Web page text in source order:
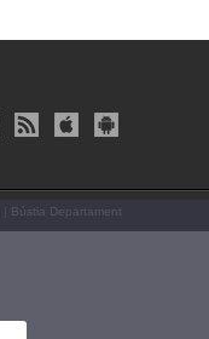
Bústia Departament